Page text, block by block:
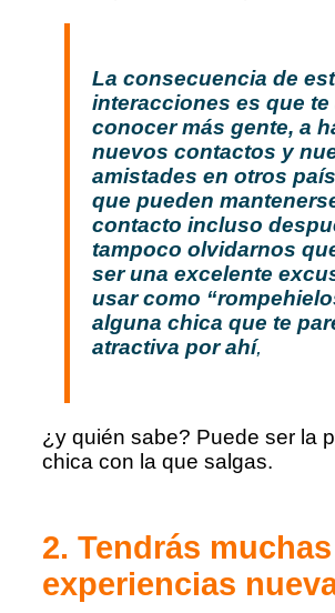
La consecuencia de
interacciones es que te
conocer más gente, a
nuevos contactos y
amistades en otros
que pueden
contacto incluso
tampoco olvidarnos
ser una excelente
usar como
alguna chica que te
atractiva por ahí,
¿y quién sabe? Puede ser la
chica con la que salgas.
2. Tendrás muchas
experiencias